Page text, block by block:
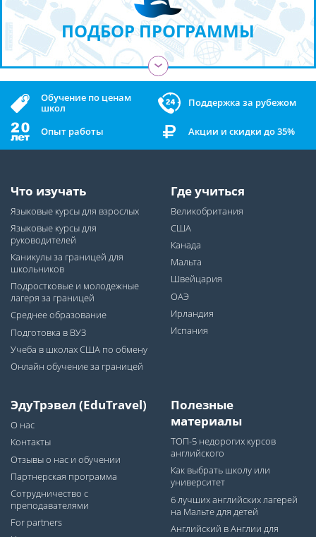
ПОДБОР ПРОГРАММЫ
›
Обучение по ценам
школ
Поддержка за рубежом
Опыт работы Акции и скидки до 35%
Что изучать
Языковые курсы для взрослых
Языковые курсы для
руководителей
Каникулы за границей для
школьников
Подростковые и молодежные
лагеря за границей
Среднее образование
Подготовка в ВУЗ
Учеба в школах США по обмену
Онлайн обучение за границей
Где учиться
Великобритания
США
Канада
Мальта
Швейцария
ОАЭ
Ирландия
Испания
ЭдуТрэвел (EduTravel)
О нас
Контакты
Отзывы о нас и обучении
Партнерская программа
Сотрудничество с
преподавателями
For partners
Полезные
материалы
ТОП-5 недорогих курсов
английского
Как выбрать школу или
университет
6 лучших английских лагерей
на Мальте для детей
Английский в Англии для